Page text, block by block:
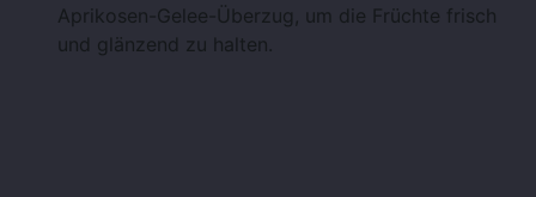
Aprikosen-Gelee-Überzug, um die Früchte frisch
und glänzend zu halten.